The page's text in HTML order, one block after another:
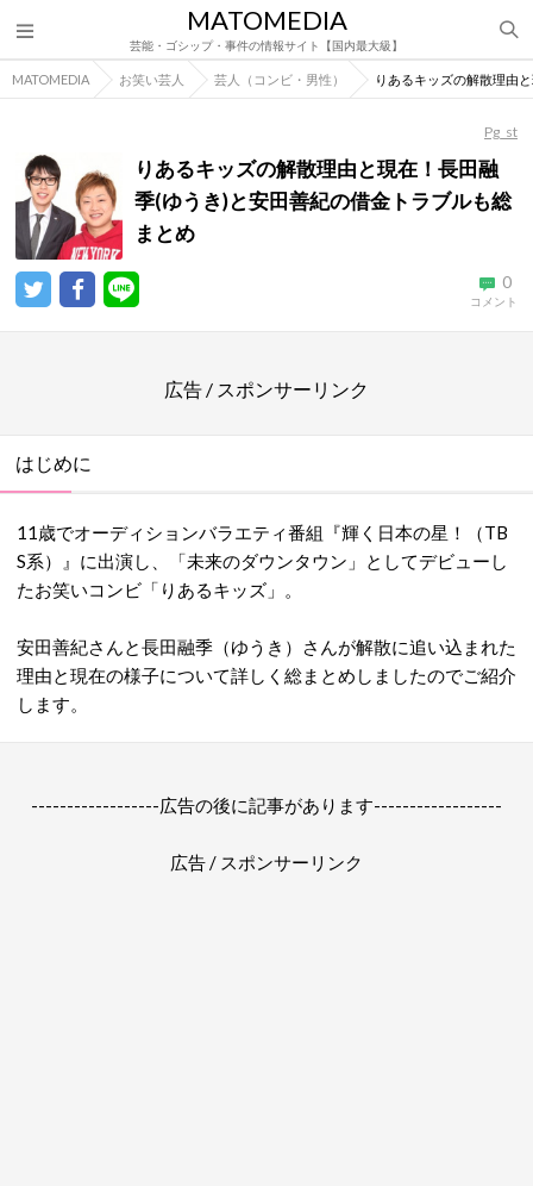
MATOMEDIA
芸能・ゴシップ・事件の情報サイト【国内最大級】
MATOMEDIA お笑い芸人 芸人（コンビ・男性） りあるキッズの解散理由
Pg_st
りあるキッズの解散理由と現在！長田融
季(ゆうき)と安田善紀の借金トラブルも総
まとめ
0
コメント
広告 / スポンサーリンク
はじめに
11歳でオーディションバラエティ番組『輝く日本の星！（TB
S系）』に出演し、「未来のダウンタウン」としてデビューし
たお笑いコンビ「りあるキッズ」。
安田善紀さんと長田融季（ゆうき）さんが解散に追い込まれた
理由と現在の様子について詳しく総まとめしましたのでご紹介
します。
------------------広告の後に記事があります------------------
広告 / スポンサーリンク